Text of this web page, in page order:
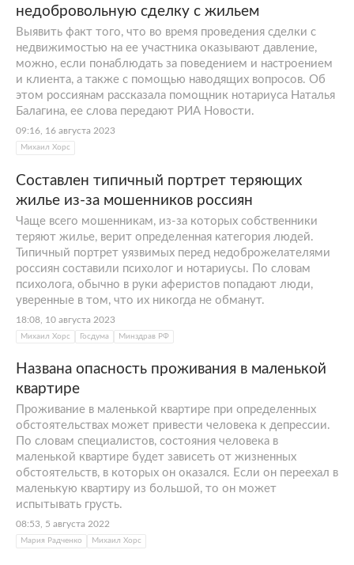
недобровольную сделку с жильем
Выявить факт того, что во время проведения сделки с
недвижимостью на ее участника оказывают давление,
можно, если понаблюдать за поведением и настроением
и клиента, а также с помощью наводящих вопросов. Об
этом россиянам рассказала помощник нотариуса Наталья
Балагина, ее слова передают РИА Новости.
09:16, 16 августа 2023
Михаил Хорс
Составлен типичный портрет теряющих
жилье из-за мошенников россиян
Чаще всего мошенникам, из-за которых собственники
теряют жилье, верит определенная категория людей.
Типичный портрет уязвимых перед недоброжелателями
россиян составили психолог и нотариусы. По словам
психолога, обычно в руки аферистов попадают люди,
уверенные в том, что их никогда не обманут.
18:08, 10 августа 2023
Михаил Хорс Госдума Минздрав РФ
Названа опасность проживания в маленькой
квартире
Проживание в маленькой квартире при определенных
обстоятельствах может привести человека к депрессии.
По словам специалистов, состояния человека в
маленькой квартире будет зависеть от жизненных
обстоятельств, в которых он оказался. Если он переехал в
маленькую квартиру из большой, то он может
испытывать грусть.
08:53, 5 августа 2022
Мария Радченко Михаил Хорс